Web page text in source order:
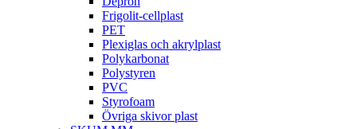
Frigolit-cellplast
PET
Plexiglas och akrylplast
Polykarbonat
Polystyren
PVC
Styrofoam
Övriga skivor plast